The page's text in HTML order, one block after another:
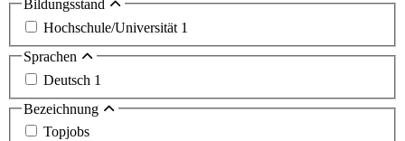
Bildungsstand
Hochschule/Universität 1
Sprachen
Deutsch 1
Bezeichnung
Topjobs